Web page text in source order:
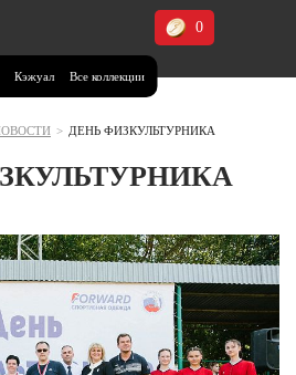
Кэжуал Все коллекции
0
> ДЕНЬ ФИЗКУЛЬТУРНИКА